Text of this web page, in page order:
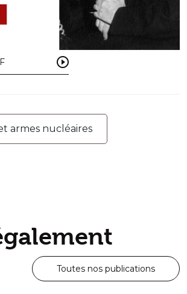
armes nucléaires
Toutes nos publications